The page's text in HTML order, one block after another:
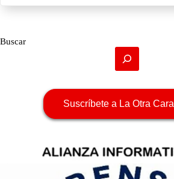
Buscar
Suscríbete a La Otra Cara